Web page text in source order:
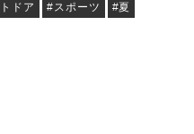
ドア #スポーツ
#夏